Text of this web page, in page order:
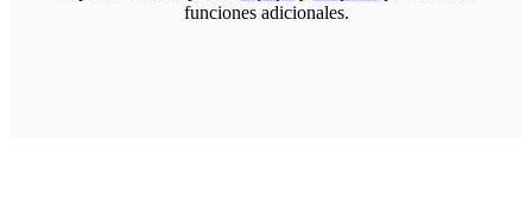
funciones adicionales.